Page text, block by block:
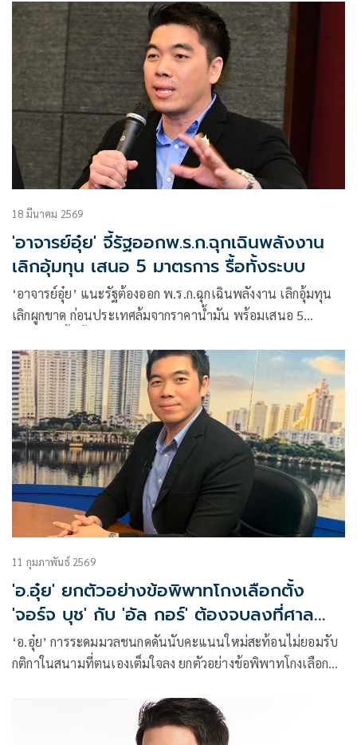
ดำเนินการเป็นไปตามกฎหมาย หลักธรรมาภิบาล และคุ้มครอง
ประโยชน์สาธารณะ
18 มีนาคม 2569
'อาจารย์อุ๋ย' จี้รัฐออกพ.ร.ก.ฉุกเฉินพลังงาน
เลิกอุ้มทุน เสนอ 5 มาตรการ รื้อทั้งระบบ
‘อาจารย์อุ๋ย’ แนะรัฐต้องออก พ.ร.ก.ฉุกเฉินพลังงาน เลิกอุ้มทุน
เลิกผูกขาด ก่อนประเทศล้มจากราคาน้ำมัน พร้อมเสนอ 5
‘ผู้นำตลาดในภาวะวิกฤต’
11 กุมภาพันธ์ 2569
'อ.อุ๋ย' ยกตัวอย่างข้อพิพาทโกงเลือกตั้ง
'จอร์จ บุช' กับ 'อัล กอร์' ต้องจบลงที่ศาล
ไม่ใช่ท้องถนน
‘อ.อุ๋ย’ การระดมมวลชนกดดันนับคะแนนใหม่สะท้อนไม่ยอมรับ
กติกาในสนามที่ตนเองเต็มใจลง ยกตัวอย่างข้อพิพาทโกงเลือกตั้ง